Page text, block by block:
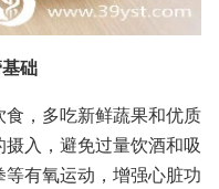
础
食，多吃新鲜蔬果和优质
入，避免过量饮酒和吸
有氧运动，增强心脏功